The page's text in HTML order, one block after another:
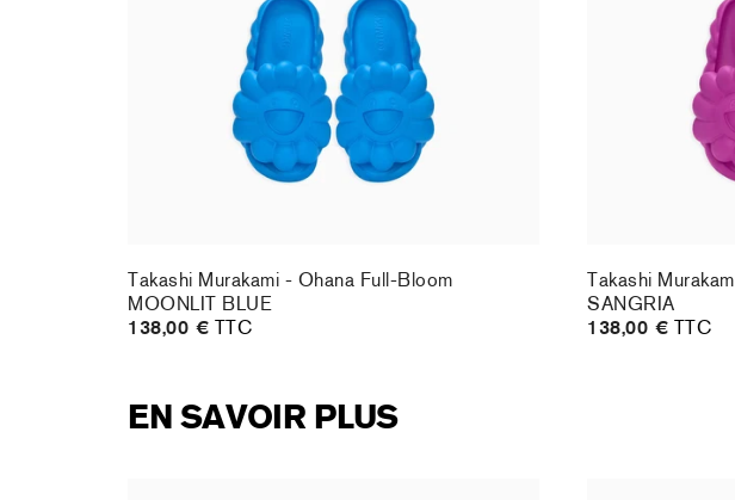
TTC
Takashi Murakami - Ohana Full-Bloom
MOONLIT BLUE
138,00 € TTC
TTC
Takashi
SANGRIA
138,00 € TTC
EN SAVOIR PLUS